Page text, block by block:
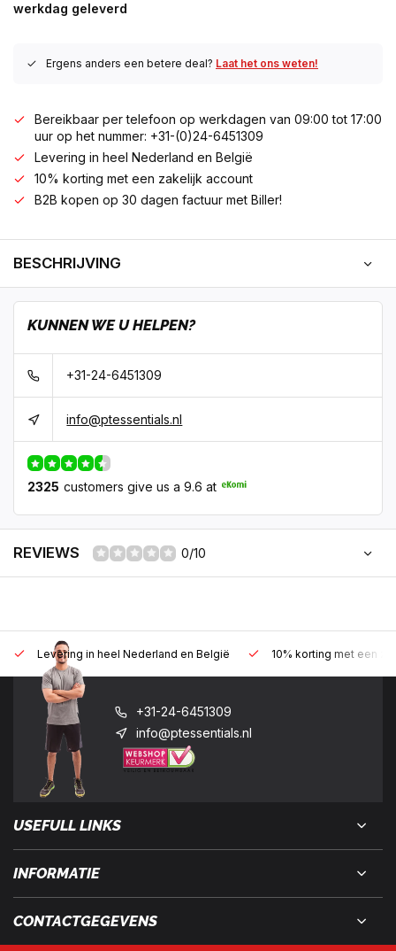
werkdag geleverd
Ergens anders een betere deal? Laat het ons weten!
Bereikbaar per telefoon op werkdagen van 09:00 tot 17:00
uur op het nummer: +31-(0)24-6451309
Levering in heel Nederland en België
10% korting met een zakelijk account
B2B kopen op 30 dagen factuur met Biller!
BESCHRIJVING
KUNNEN WE U HELPEN?
+31-24-6451309
info@ptessentials.nl
2325 customers give us a 9.6 at
REVIEWS 0/10
Levering in heel Nederland en België 10% korting met een
+31-24-6451309
info@ptessentials.nl
USEFULL LINKS
INFORMATIE
CONTACTGEGEVENS